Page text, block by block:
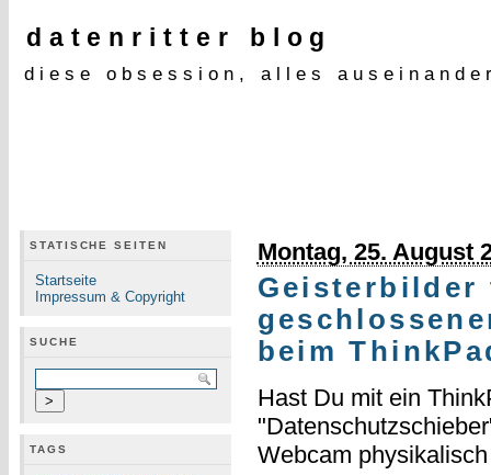
datenritter blog
diese obsession, alles
STATISCHE SEITEN
Startseite
Impressum & Copyright
SUCHE
TAGS
Montag, 25. August
Geisterbilder
beim
Hast Du mit ein
Webcam